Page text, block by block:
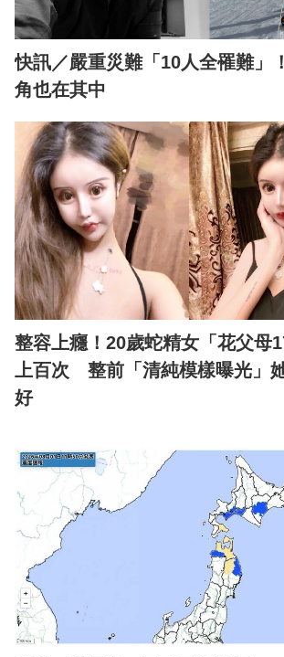
快訊／嚴重災難「10人全罹難」
角也在其中
整容上癮！20歲蛇精女「花父母
上百次 整前「清純模樣曝光」
好